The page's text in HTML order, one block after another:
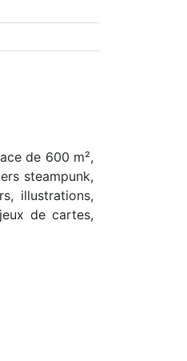
de 600 m²,
steampunk,
illustrations,
de cartes,